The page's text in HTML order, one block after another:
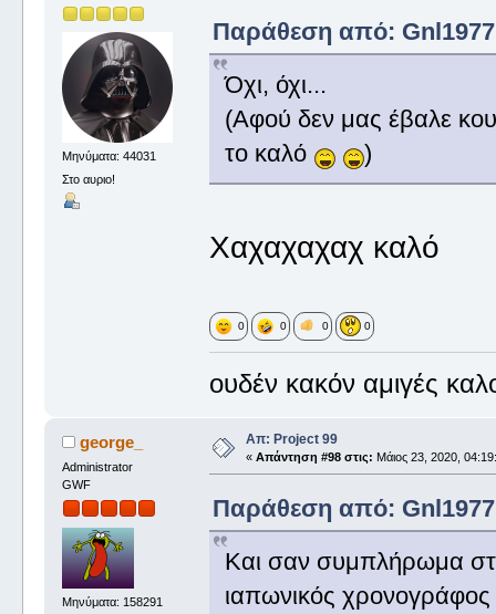
Μηνύματα: 44031
Στο αυριο!
Παράθεση από: Gnl1977
Όχι, όχι...
(Αφού δεν μας έβαλε
το καλό
)
Χαχαχαχαχ καλό
0 0 0 0
ουδέν κακόν αμιγές
george_
Administrator
GWF
Μηνύματα: 158291
Απ: Project 99
« Απάντηση #98 στις: Μάιος 23, 2020,
Παράθεση από: Gnl1977
Και σαν συμπλήρωμα
ιαπωνικός χρονογράφος